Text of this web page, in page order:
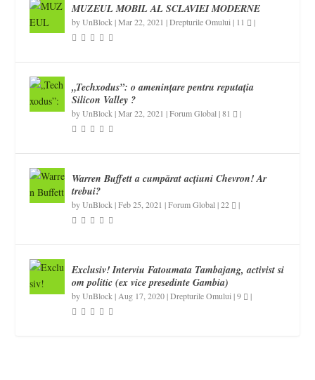
MUZEUL MOBIL AL SCLAVIEI MODERNE
byUnBlock |Mar 22, 2021 |Drepturile Omului | 11 |
„Techxodus”: o amenințare pentru reputația
Silicon Valley ?
byUnBlock |Mar 22, 2021 |Forum Global |81 |
Warren Buffett a cumpărat acțiuni Chevron! Ar
trebui?
byUnBlock |Feb 25, 2021 |Forum Global |22 |
Exclusiv! Interviu Fatoumata Tambajang, activist si
om politic (ex vice presedinte Gambia)
byUnBlock | Aug 17, 2020|Drepturile Omului |9 |